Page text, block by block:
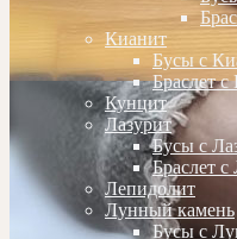
Кианит
Бусы с
Браслет
Кунцит
Лазурит
Бусы с
Браслет
Лепидолит
Лунный камень
Бусы с